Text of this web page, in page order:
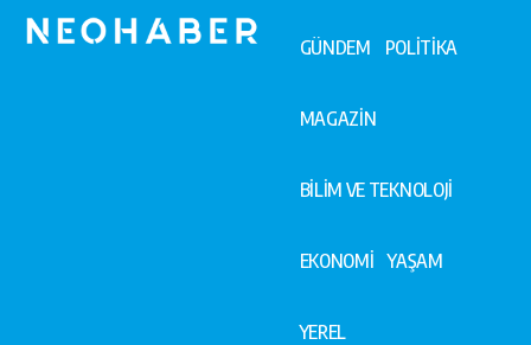
GÜNDEM POLİTİKA
MAGAZİN
BİLİM VE TEKNOLOJİ
EKONOMİ YAŞAM
YEREL